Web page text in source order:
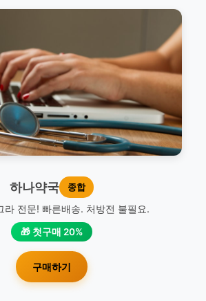
하나약국 종합
라 전문! 빠른배송. 처방전 불필요.
🎁 첫구매 20%
구매하기